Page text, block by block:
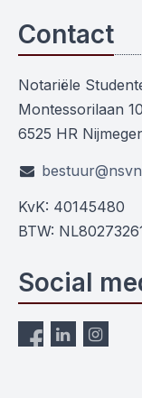
Contact
Notariële
Montessorilaan 10
6525 HR
KvK: 40145480
BTW:
Social